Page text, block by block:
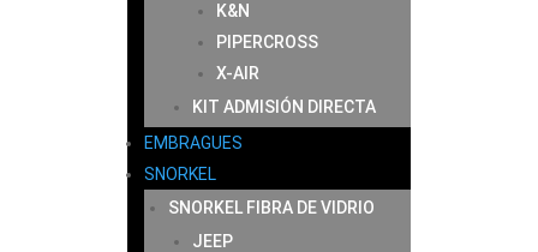
K&N
PIPERCROSS
X-AIR
KIT ADMISIÓN DIRECTA
EMBRAGUES
SNORKEL
SNORKEL FIBRA DE VIDRIO
JEEP